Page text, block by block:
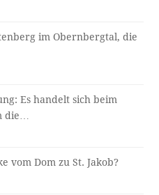
im Obernbergtal, die
Es handelt sich beim
die…
vom Dom zu St. Jakob?